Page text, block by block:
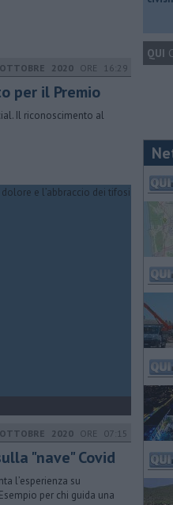
2020 ORE 16:29
per il Premio
Il riconoscimento al
2020 ORE 07:15
"nave" Covid
l’esperienza su
per chi guida una
QUI